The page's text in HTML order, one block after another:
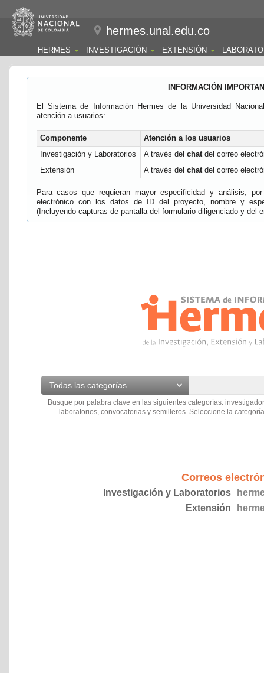
hermes.unal.edu.co
HERMES INVESTIGACIÓN EXTENSIÓN
INFORMACIÓN
El Sistema de Información Hermes de la Universidad
atención a usuarios:
Componente
Atención a los usuarios
Investigación y Laboratorios
A través del chatdel correo
Extensión
A través del chatdel correo
Para casos que requieran mayor especificidad y análisis,
electrónico con los datos de ID del proyecto, nombre y
(Incluyendo capturas de pantalla del formulario diligenciado y del
Todas las categorías
Busque por palabra clave en las siguientes categorías:
laboratorios, convocatorias y semilleros. Seleccione la
Correos
Investigación y Laboratorios
Extensión